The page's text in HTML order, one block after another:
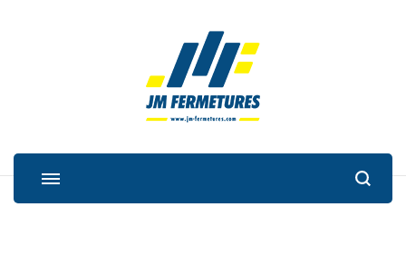
JM Fermetures